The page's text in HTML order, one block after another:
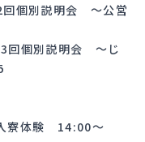
回個別説明会 〜公営
回個別説明会 〜じ
寮体験 14:00～